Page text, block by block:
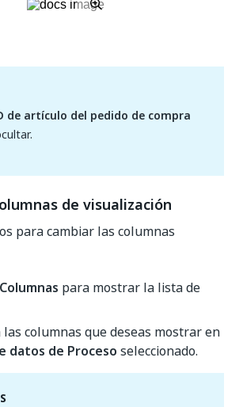
de artículo del pedido de compra
de visualización
para cambiar las columnas
Columnas para mostrar la lista de
las columnas que deseas mostrar en
datos de Proceso seleccionado.